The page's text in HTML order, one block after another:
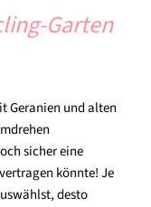
Garten
Geranien und alten
sicher eine
könnte! Je
desto